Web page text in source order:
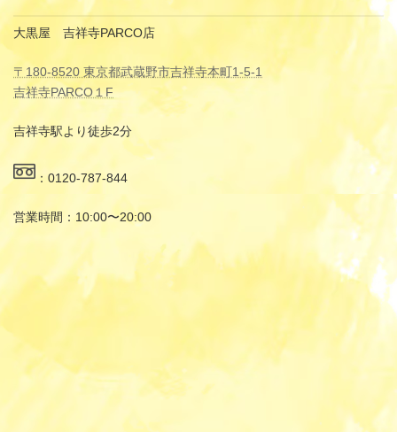
大黒屋 吉祥寺PARCO店
〒180-8520 東京都武蔵野市吉祥寺本町1-5-1
吉祥寺PARCO１F
吉祥寺駅より徒歩2分
：0120-787-844
営業時間：10:00〜20:00